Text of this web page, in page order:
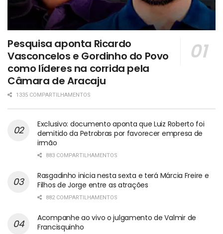
Pesquisa aponta Ricardo
Vasconcelos e Gordinho do Povo
como líderes na corrida pela
Câmara de Aracaju
1335 COMPARTILHAMENTOS
Exclusivo: documento aponta que Luiz Roberto foi
demitido da Petrobras por favorecer empresa de
irmão
883 COMPARTILHAMENTOS
Rasgadinho inicia nesta sexta e terá Márcia Freire e
Filhos de Jorge entre as atrações
882 COMPARTILHAMENTOS
Acompanhe ao vivo o julgamento de Valmir de
Francisquinho